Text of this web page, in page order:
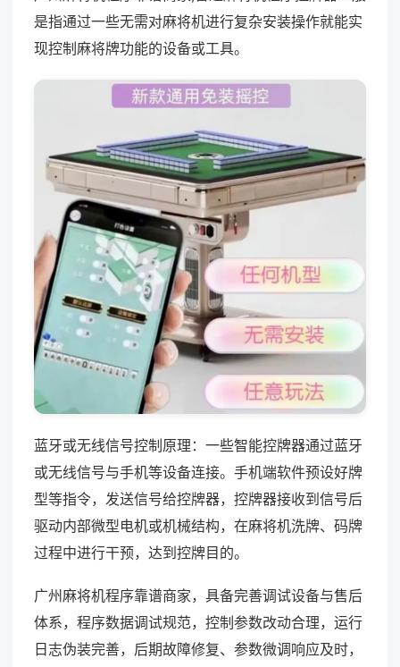
是指通过一些无需对麻将机进行复杂安装操作就能实
现控制麻将牌功能的设备或工具。
蓝牙或无线信号控制原理：一些智能控牌器通过蓝牙
或无线信号与手机等设备连接。手机端软件预设好牌
型等指令，发送信号给控牌器，控牌器接收到信号后
驱动内部微型电机或机械结构，在麻将机洗牌、码牌
过程中进行干预，达到控牌目的。
广州麻将机程序靠谱商家，具备完善调试设备与售后
体系，程序数据调试规范，控制参数改动合理，运行
日志伪装完善，后期故障修复、参数微调响应及时，